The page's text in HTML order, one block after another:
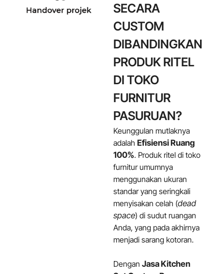
SECARA
CUSTOM
DIBANDINGKAN
PRODUK RITEL
DI TOKO
FURNITUR
PASURUAN?
Keunggulan mutlaknya
adalah Efisiensi Ruang
100%. Produk ritel di toko
furnitur umumnya
menggunakan ukuran
standar yang seringkali
menyisakan celah (dead
space) di sudut ruangan
Anda, yang pada akhirnya
menjadi sarang kotoran.
Dengan Jasa Kitchen